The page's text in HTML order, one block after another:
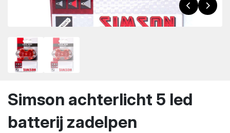
Simson achterlicht 5 led
batterij zadelpen